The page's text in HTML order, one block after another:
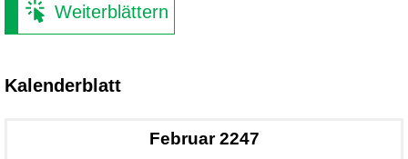
Weiterblättern
Kalenderblatt
Februar 2247